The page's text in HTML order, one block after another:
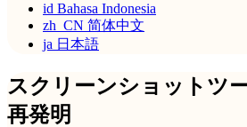
id Bahasa Indonesia
zh_CN 简体中文
ja 日本語
スクリーンショットツー
再発明